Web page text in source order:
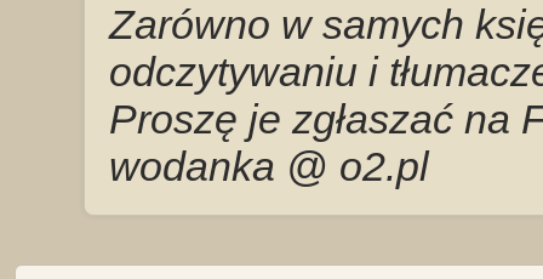
Zarówno w samych
odczytywaniu i
Proszę je zgłaszać na
wodanka @ o2.pl